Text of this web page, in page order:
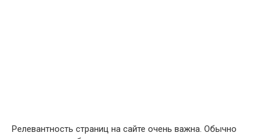
Релевантность страниц на сайте очень важна. Обычно